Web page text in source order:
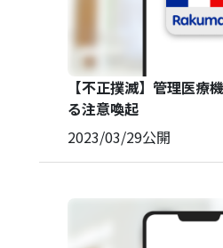
【不正撲滅】管理医療
る注意喚起
2023/03/29公開